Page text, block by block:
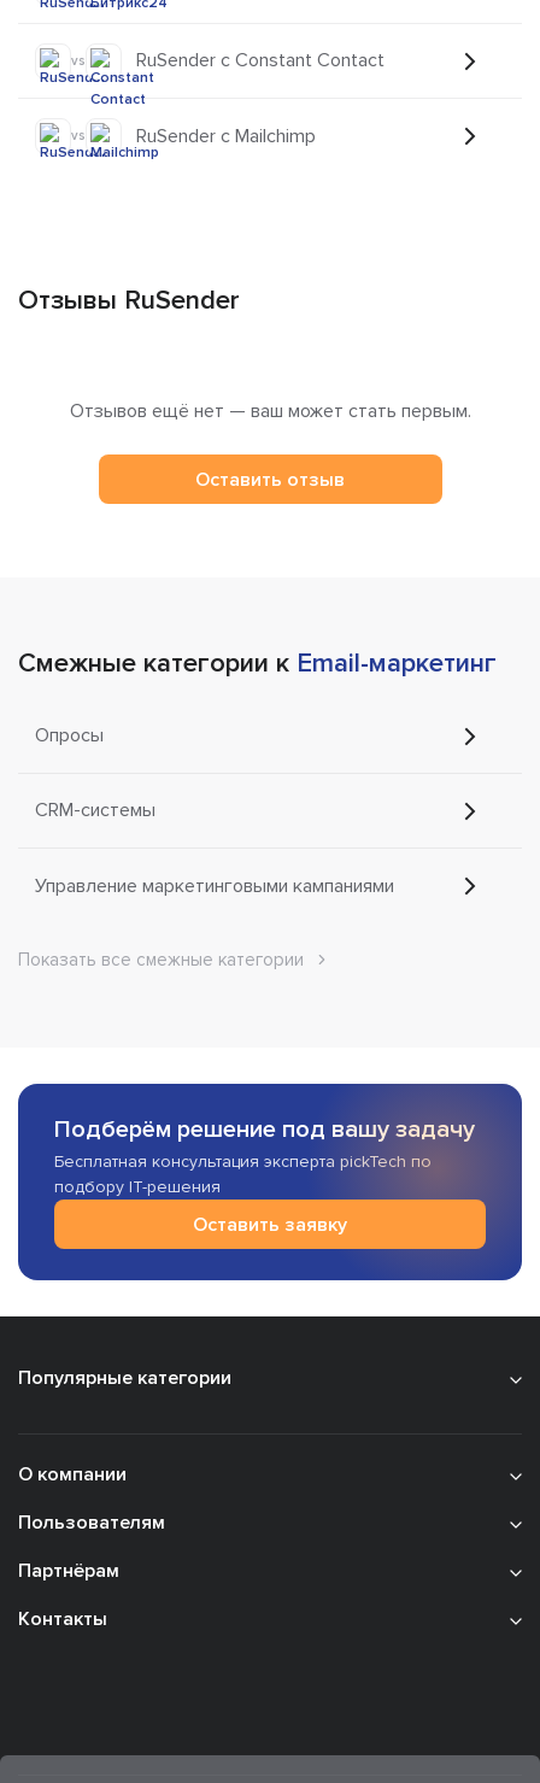
vs RuSender с Constant Contact
vs RuSender с Mailchimp
Отзывы RuSender
Отзывов ещё нет — ваш может стать первым.
Оставить отзыв
Смежные категории к Email-маркетинг
Опросы
CRM-системы
Управление маркетинговыми кампаниями
Показать все смежные категории
Подберём решение под вашу задачу
Бесплатная консультация эксперта pickTech по
подбору IT-решения
Оставить заявку
Популярные категории
О компании
Пользователям
Партнёрам
Контакты